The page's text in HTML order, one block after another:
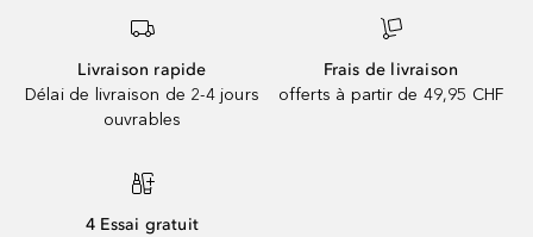
Livraison rapide
Délai de livraison de 2-4 jours
ouvrables
Frais de livraison
offerts à partir de 49,95 CHF
4 Essai gratuit